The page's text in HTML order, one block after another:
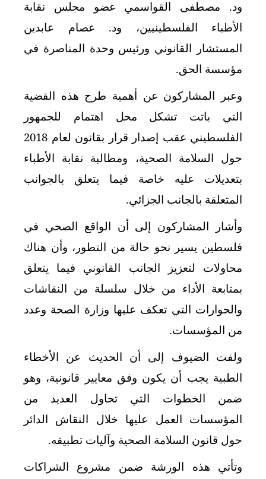
ود. مصطفى القواسمي عضو مجلس نقابة
الأطباء الفلسطينيين، ود. عصام عابدين
المستشار القانوني ورئيس وحدة المناصرة في
مؤسسة الحق.
وعبر المشاركون عن أهمية طرح هذه القضية
التي باتت تشكل محل اهتمام للجمهور
الفلسطيني عقب إصدار قرار بقانون لعام 2018
حول السلامة الصحية، ومطالبة نقابة الأطباء
بتعديلات عليه خاصة فيما يتعلق بالجوانب
المتعلقة بالجانب الجزائي.
وأشار المشاركون إلى أن الواقع الصحي في
فلسطين يسير نحو حالة من التطور، وأن هناك
محاولات لتعزيز الجانب القانوني فيما يتعلق
بمتابعة الأداء من خلال سلسلة من النقاشات
والحوارات التي تعكف عليها وزارة الصحة وعدد
من المؤسسات.
ولفت الضيوف إلى أن الحديث عن الأخطاء
الطبية يجب أن يكون وفق معايير قانونية، وهو
ضمن الخطوات التي تحاول العديد من
المؤسسات العمل عليها خلال النقاش الدائر
حول قانون السلامة الصحية وآليات تطبيقه.
وتأتي هذه الورشة ضمن مشروع الشراكات